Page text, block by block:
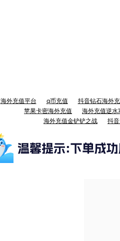
海外充值平台 q币充值
抖音钻石海外
苹果卡密海外充值
海外充值逆水
海外充值金铲铲之战
抖